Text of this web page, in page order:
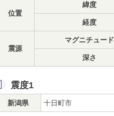
位置
緯度
経度
震源
マグニチュード
深さ
震度1
新潟県 十日町市